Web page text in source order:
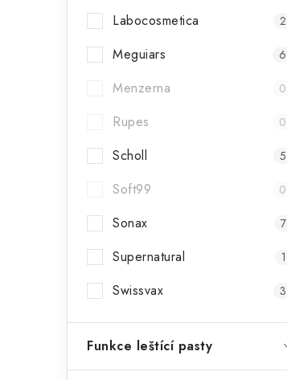
Labocosmetica 2
Meguiars 6
Menzerna 0
Rupes 0
Scholl 5
Soft99 0
Sonax 7
Supernatural 1
Swissvax 3
Funkce leštící pasty